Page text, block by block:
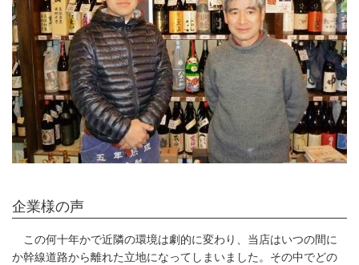
企業様の声
この何十年かで近隣の環境は劇的に変わり、当店はいつの間に
か幹線道路から離れた立地になってしまいました。その中でどの